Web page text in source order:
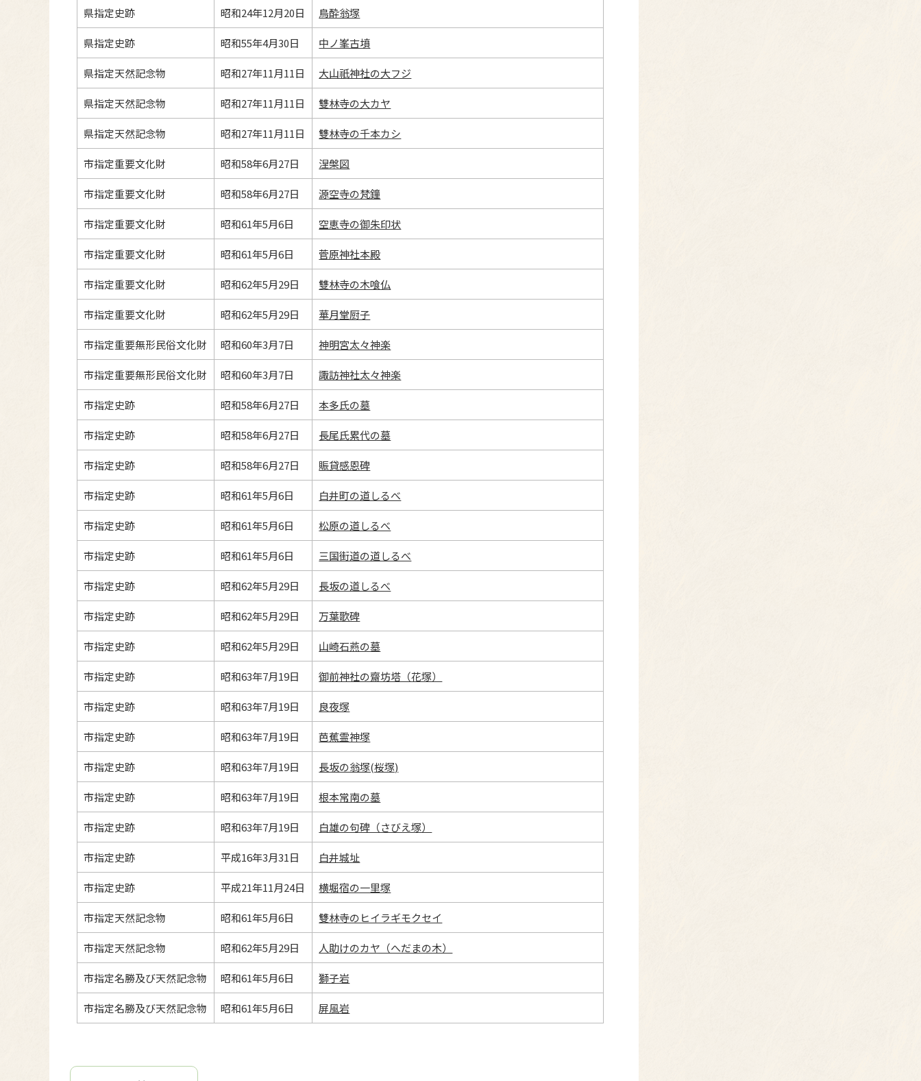
県指定史跡 昭和24年12月20日 鳥酔翁塚
県指定史跡 昭和55年4月30日 中ノ峯古墳
県指定天然記念物 昭和27年11月11日 大山祇神社の大フジ
県指定天然記念物 昭和27年11月11日 雙林寺の大カヤ
県指定天然記念物 昭和27年11月11日 雙林寺の千本カシ
市指定重要文化財 昭和58年6月27日 涅槃図
市指定重要文化財 昭和58年6月27日 源空寺の梵鐘
市指定重要文化財 昭和61年5月6日 空恵寺の御朱印状
市指定重要文化財 昭和61年5月6日 菅原神社本殿
市指定重要文化財 昭和62年5月29日 雙林寺の木喰仏
市指定重要文化財 昭和62年5月29日 華月堂厨子
市指定重要無形民俗文化財 昭和60年3月7日 神明宮太々神楽
市指定重要無形民俗文化財 昭和60年3月7日 諏訪神社太々神楽
市指定史跡 昭和58年6月27日 本多氏の墓
市指定史跡 昭和58年6月27日 長尾氏累代の墓
市指定史跡 昭和58年6月27日 賑貸感恩碑
市指定史跡 昭和61年5月6日 白井町の道しるべ
市指定史跡 昭和61年5月6日 松原の道しるべ
市指定史跡 昭和61年5月6日 三国街道の道しるべ
市指定史跡 昭和62年5月29日 長坂の道しるべ
市指定史跡 昭和62年5月29日 万葉歌碑
市指定史跡 昭和62年5月29日 山崎石燕の墓
市指定史跡 昭和63年7月19日 御前神社の齋坊塔（花塚）
市指定史跡 昭和63年7月19日 良夜塚
市指定史跡 昭和63年7月19日 芭蕉霊神塚
市指定史跡 昭和63年7月19日 長坂の翁塚(桜塚)
市指定史跡 昭和63年7月19日 根本常南の墓
市指定史跡 昭和63年7月19日 白雄の句碑（さびえ塚）
市指定史跡 平成16年3月31日 白井城址
市指定史跡 平成21年11月24日 横堀宿の一里塚
市指定天然記念物 昭和61年5月6日 雙林寺のヒイラギモクセイ
市指定天然記念物 昭和62年5月29日 人助けのカヤ（へだまの木）
市指定名勝及び天然記念物 昭和61年5月6日 獅子岩
市指定名勝及び天然記念物 昭和61年5月6日 屏風岩